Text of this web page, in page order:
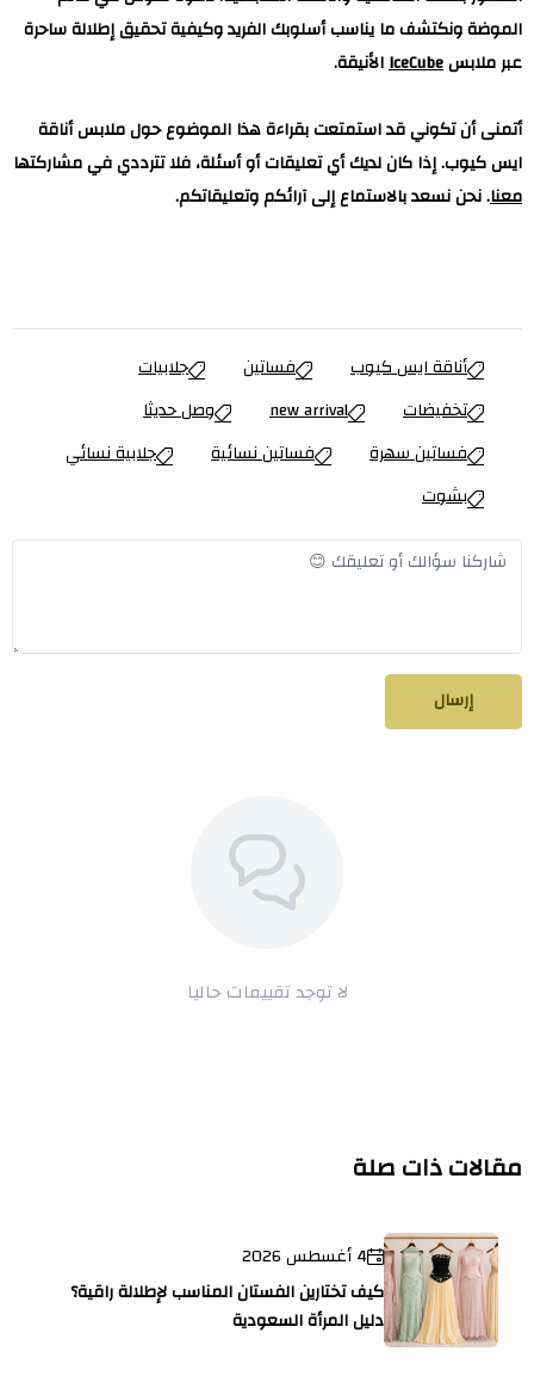
الموضة ونكتشف ما يناسب أسلوبك الفريد وكيفية تحقيق إطلالة ساحرة
عبر ملابسIceCubeالأنيقة.
أتمنى أن تكوني قد استمتعت بقراءة هذا الموضوع حول ملابس أناقة
ايس كيوب. إذا كان لديك أي تعليقات أو أسئلة، فلا تترددي في مشاركتها
معنا. نحن نسعد بالاستماع إلى آرائكم وتعليقاتكم.
أناقة ايس كيوب فساتين
جلابيات
تخفيضات
new arrival
وصل حديثا
فساتين سهرة
فساتين نسائية
جلابية نسائي
بشوت
إرسال
لا توجد تقييمات حاليا
مقالات ذات صلة
4 أغسطس 2026
كيف تختارين الفستان المناسب لإطلالة راقية؟
دليل المرأة السعودية